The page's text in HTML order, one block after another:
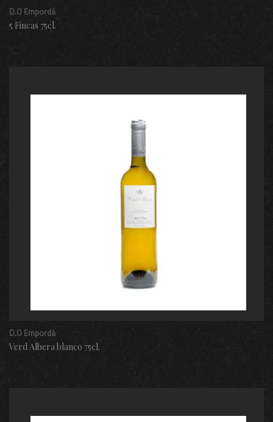
D.O Empordá
5 Fincas 75cl.
D.O Empordá
Verd Albera blanco 75cl.